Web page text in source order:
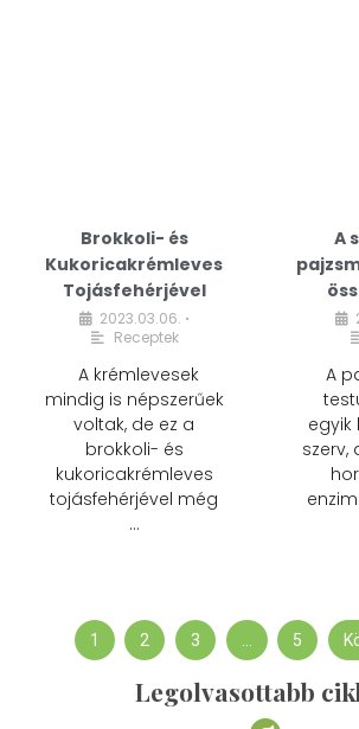
Brokkoli- és
Kukoricakrémleves
Tojásfehérjével
2023.03.06. •
Receptek
A krémlevesek
mindig is népszerűek
voltak, de ez a
brokkoli- és
kukoricakrémleves
tojásfehérjével még
…
A
A
szerv,
1 2 3 … 5
Legolvasottabb